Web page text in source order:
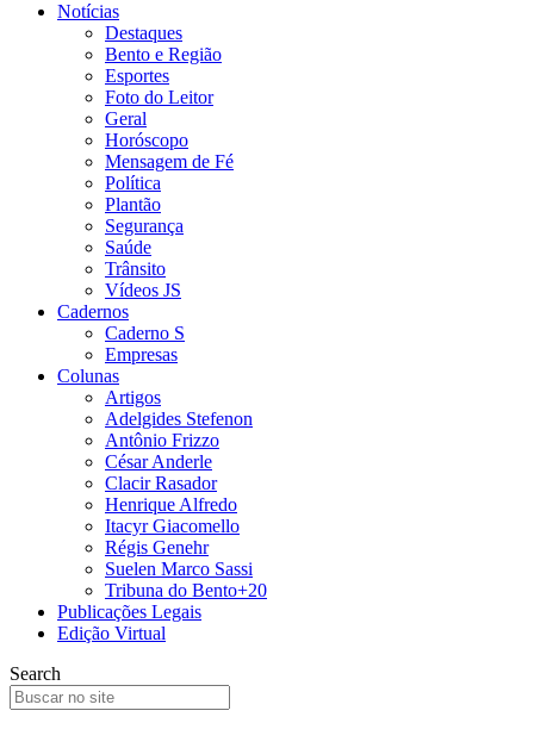
Notícias
Destaques
Bento e Região
Esportes
Foto do Leitor
Geral
Horóscopo
Mensagem de Fé
Política
Plantão
Segurança
Saúde
Trânsito
Vídeos JS
Cadernos
Caderno S
Empresas
Colunas
Artigos
Adelgides Stefenon
Antônio Frizzo
César Anderle
Clacir Rasador
Henrique Alfredo
Itacyr Giacomello
Régis Genehr
Suelen Marco Sassi
Tribuna do Bento+20
Publicações Legais
Edição Virtual
Search